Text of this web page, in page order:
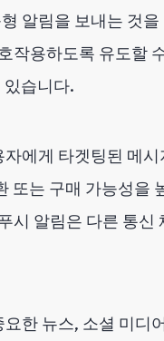
알림을 보내는 것
작용하도록 유도할
있습니다.
에게 타겟팅된 메
또는 구매 가능성을
시 알림은 다른 통신
요한 뉴스, 소셜 미디